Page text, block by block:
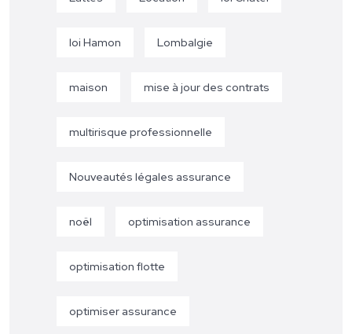
loi Hamon Lombalgie
maison mise à jour des contrats
multirisque professionnelle
Nouveautés légales assurance
noël optimisation assurance
optimisation flotte
optimiser assurance